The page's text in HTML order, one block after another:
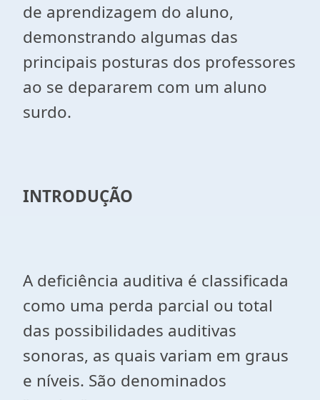
de aprendizagem do aluno,
demonstrando algumas das
principais posturas dos professores
ao se depararem com um aluno
surdo.
INTRODUÇÃO
A deficiência auditiva é classificada
como uma perda parcial ou total
das possibilidades auditivas
sonoras, as quais variam em graus
e níveis. São denominados